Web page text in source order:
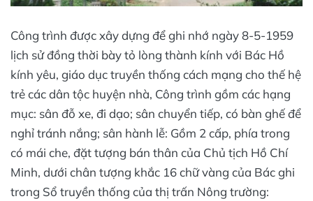
Công trình được xây dựng để ghi nhớ ngày 8-5-1959
lịch sử đồng thời bày tỏ lòng thành kính với Bác Hồ
kính yêu, giáo dục truyền thống cách mạng cho thế hệ
trẻ các dân tộc huyện nhà, Công trình gồm các hạng
mục: sân đỗ xe, đi dạo; sân chuyển tiếp, có bàn ghế để
nghỉ tránh nắng; sân hành lễ: Gồm 2 cấp, phía trong
có mái che, đặt tượng bán thân của Chủ tịch Hồ Chí
Minh, dưới chân tượng khắc 16 chữ vàng của Bác ghi
trong Sổ truyền thống của thị trấn Nông trường: